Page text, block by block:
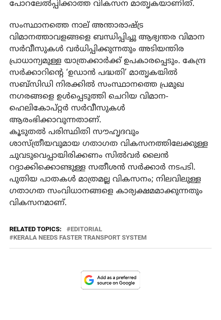
പോറലേൽപ്പിക്കാത്ത വികസന മാതൃകയാണിത്.
സംസ്ഥാനത്തെ നാല് അന്താരാഷ്ട്ര
വിമാനത്താവളങ്ങളെ ബന്ധിപ്പിച്ചു ആഭ്യന്തര വിമാന
സർവീസുകൾ വർധിപ്പിക്കുന്നതും അടിയന്തിര
പ്രാധാന്യമുള്ള യാത്രക്കാർക്ക് ഉപകാരപ്പെടും. കേന്ദ്ര
സർക്കാറിന്റെ ‘ഉഡാൻ പദ്ധതി’ മാതൃകയിൽ
സബ്‌സിഡി നിരക്കിൽ സംസ്ഥാനത്തെ പ്രമുഖ
നഗരങ്ങളെ ഉൾപ്പെടുത്തി ചെറിയ വിമാന-
ഹെലികോപ്റ്റർ സർവീസുകൾ
ആരംഭിക്കാവുന്നതാണ്.
കൂടുതൽ പരിസ്ഥിതി സൗഹൃദവും
ശാസ്ത്രീയവുമായ ഗതാഗത വികസനത്തിലേക്കുള്ള
ചുവടുവെപ്പായിരിക്കണം സിൽവർ ലൈൻ
റദ്ദാക്കിക്കൊണ്ടുള്ള സതീശൻ സർക്കാർ നടപടി.
പുതിയ പാതകൾ മാത്രമല്ല വികസനം; നിലവിലുള്ള
ഗതാഗത സംവിധാനങ്ങളെ കാര്യക്ഷമമാക്കുന്നതും
വികസനമാണ്.
RELATED TOPICS:
EDITORIAL
KERALA NEEDS FASTER TRANSPORT SYSTEM